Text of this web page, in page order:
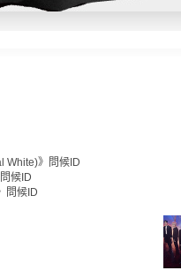
White)》問候ID
候ID
問候ID